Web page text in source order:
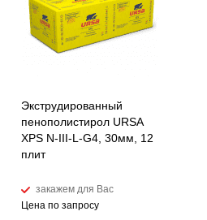
Экструдированный
пенополистирол URSA
XPS N-III-L-G4, 30мм, 12
плит
закажем для Вас
Цена по запросу